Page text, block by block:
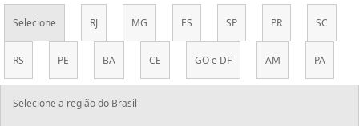
Selecione RJ MG ES SP PR SC
RS PE BA CE GO e DF AM PA
Selecione a região do Brasil